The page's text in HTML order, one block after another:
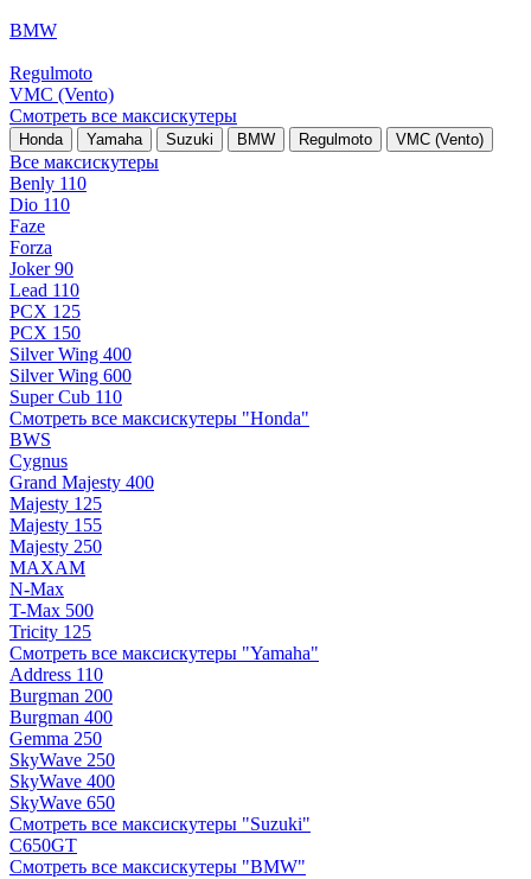
BMW
Regulmoto
VMC (Vento)
Смотреть все максискутеры
Honda Yamaha Suzuki BMW Regulmoto VMC (Vento)
Все максискутеры
Benly 110
Dio 110
Faze
Forza
Joker 90
Lead 110
PCX 125
PCX 150
Silver Wing 400
Silver Wing 600
Super Cub 110
Смотреть все максискутеры "Honda"
BWS
Cygnus
Grand Majesty 400
Majesty 125
Majesty 155
Majesty 250
MAXAM
N-Max
T-Max 500
Tricity 125
Смотреть все максискутеры "Yamaha"
Address 110
Burgman 200
Burgman 400
Gemma 250
SkyWave 250
SkyWave 400
SkyWave 650
Смотреть все максискутеры "Suzuki"
C650GT
Смотреть все максискутеры "BMW"